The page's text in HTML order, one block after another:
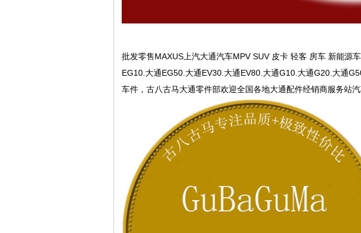
批发零售MAXUS上汽大通汽车MPV SUV 皮卡 轻客 房车 新能源
EG10.大通EG50.大通EV30.大通EV80.大通G10.大通G20.大通
车件，古八古马大通零件部欢迎全国各地大通配件经销商服务站